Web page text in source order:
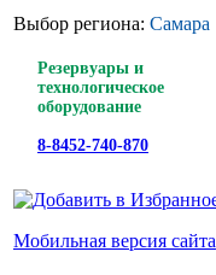
Выбор региона: Самара
Резервуары и
технологическое
оборудование
8-8452-740-870
Мобильная версия сайта